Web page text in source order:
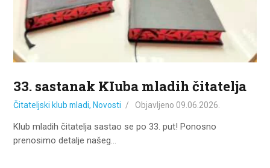
33. sastanak KIuba mladih čitatelja
Čitateljski klub mladi, Novosti Objavljeno 09.06.2026.
Klub mladih čitatelja sastao se po 33. put! Ponosno
prenosimo detalje našeg…